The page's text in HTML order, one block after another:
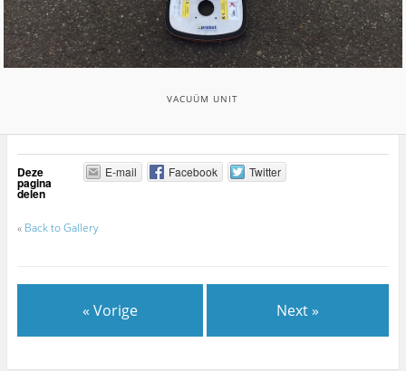
VACUÜM UNIT
Deze
pagina
delen
E-mail Facebook Twitter
« Back to Gallery
« Vorige Next »